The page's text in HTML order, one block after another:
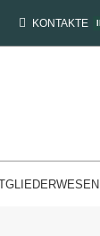
KONTAKTE